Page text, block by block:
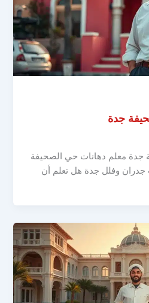
جدة
جدة معلم دهانات حي الصحيفة
وفلل جدة هل تعلم أن